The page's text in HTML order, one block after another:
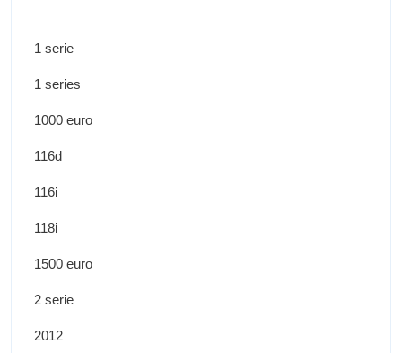
1 serie
1 series
1000 euro
116d
116i
118i
1500 euro
2 serie
2012